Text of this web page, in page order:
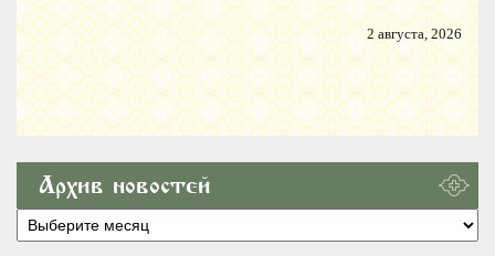
2 августа, 2026
Архив новостей
Архив
новостей